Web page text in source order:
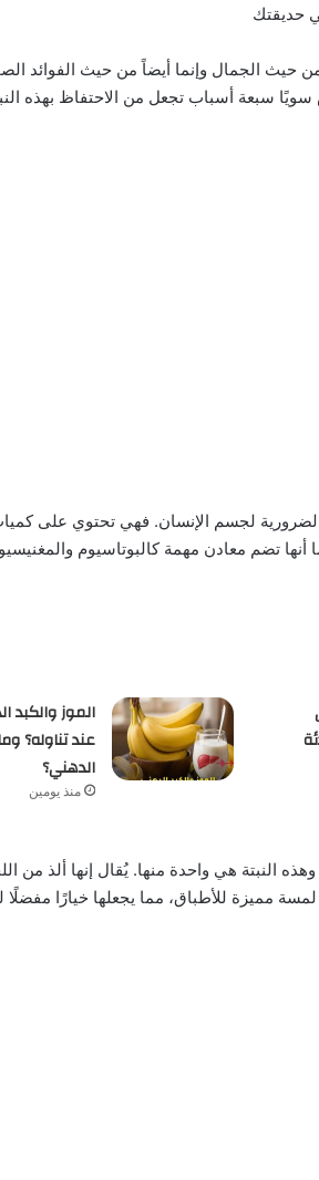
الجمال وإنما أيضاً من حيث الفوائد
سبعة أسباب تجعل من الاحتفاظ بهذه
تضم معادن مهمة كالبوتاسيوم
الموز والكبد
عند تناوله؟
الدهني؟
منذ يومين
وهذه النبتة هي واحدة منها. يُقال إنها
مميزة للأطباق، مما يجعلها خيارًا